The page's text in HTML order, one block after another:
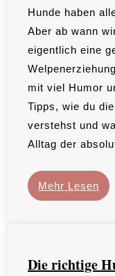
Hunde haben
Aber ab wann
eigentlich eine
mit viel Humor
Tipps, wie du
verstehst und
Alltag der
Mehr Lesen
Die richtige